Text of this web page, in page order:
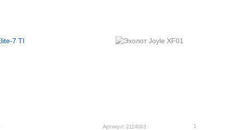
Артикул: 2114063 1